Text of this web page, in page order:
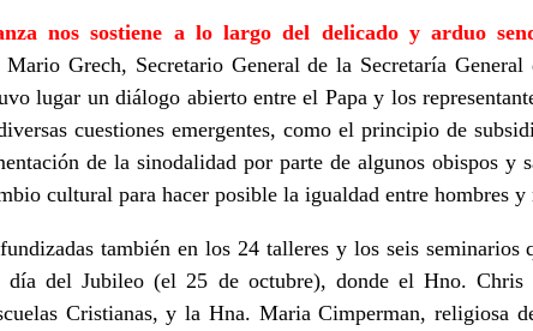
nos sostiene a lo largo del delicado y arduo
Grech, Secretario General de la Secretaría
lugar un diálogo abierto entre el Papa y los
cuestiones emergentes, como el principio de
de la sinodalidad por parte de algunos obispos y
cultural para hacer posible la igualdad entre hombres
también en los 24 talleres y los seis seminarios
del Jubileo (el 25 de octubre), donde el Hno. Chris
Cristianas, y la Hna. Maria Cimperman, religiosa